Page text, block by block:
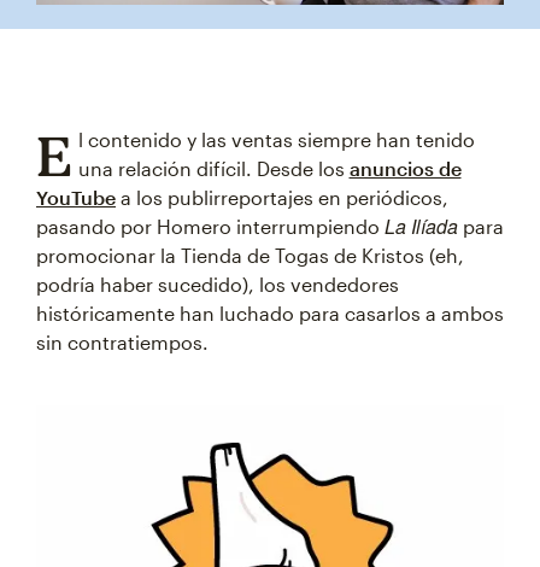
E l contenido y las ventas siempre han tenido
una relación difícil. Desde los anuncios de
YouTube a los publirreportajes en periódicos,
pasando por Homero interrumpiendo La Ilíada para
promocionar la Tienda de Togas de Kristos (eh,
podría haber sucedido), los vendedores
históricamente han luchado para casarlos a ambos
sin contratiempos.